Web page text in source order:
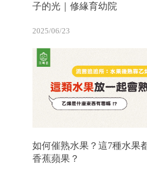
子的光｜修緣育幼院
2025/06/23
如何催熟水果？這7種水果
香蕉蘋果？